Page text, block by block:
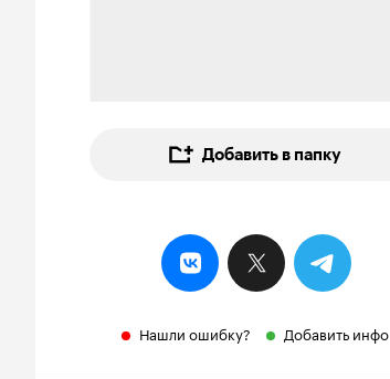
Добавить в папку
Нашли ошибку? Добавить инфо